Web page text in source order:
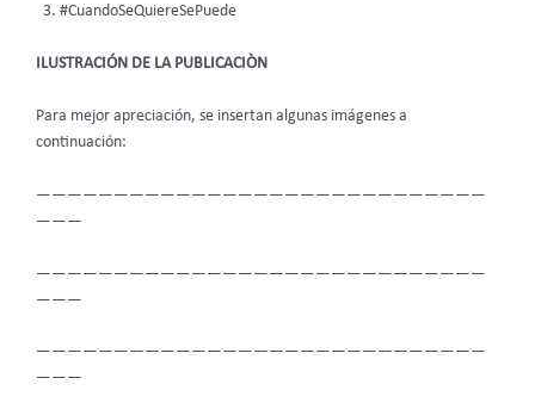
#CuandoSeQuiereSePuede
ILUSTRACIÓN DE LA PUBLICACIÒN
Para mejor apreciación, se insertan algunas imágenes a
continuación:
—————————————————————————————
———
—————————————————————————————
———
—————————————————————————————
———